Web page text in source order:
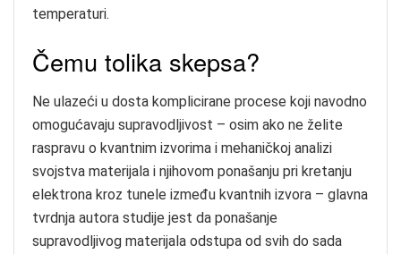
temperaturi.
Čemu tolika skepsa?
Ne ulazeći u dosta komplicirane procese koji navodno
omogućavaju supravodljivost – osim ako ne želite
raspravu o kvantnim izvorima i mehaničkoj analizi
svojstva materijala i njihovom ponašanju pri kretanju
elektrona kroz tunele između kvantnih izvora – glavna
tvrdnja autora studije jest da ponašanje
supravodljivog materijala odstupa od svih do sada